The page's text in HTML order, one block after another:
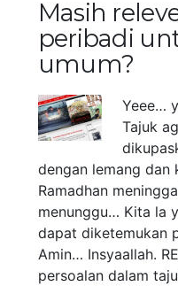
Masih
peribadi
umum?
Yeee…
Tajuk
dengan lemang dan
Ramadhan
menunggu… Kita la
dapat diketemukan
Amin… Insyaallah.
persoalan dalam